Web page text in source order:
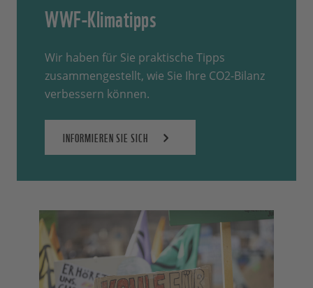
WWF-Klimatipps
Wir haben für Sie praktische Tipps
zusammengestellt, wie Sie Ihre CO2-Bilanz
verbessern können.
INFORMIEREN SIE SICH